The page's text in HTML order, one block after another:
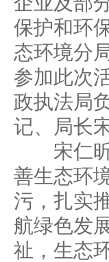
保护和环
态环境分
参加此次
政执法局
记、局长
宋仁昕
善生态环
污，扎实
航绿色发
祉，生态